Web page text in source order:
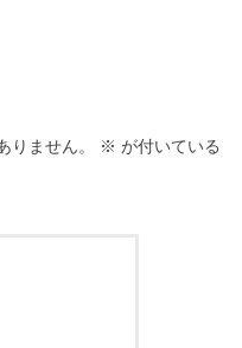
りません。 ※ が付いている